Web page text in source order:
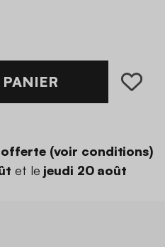
(voir conditions)
et le jeudi 20 août